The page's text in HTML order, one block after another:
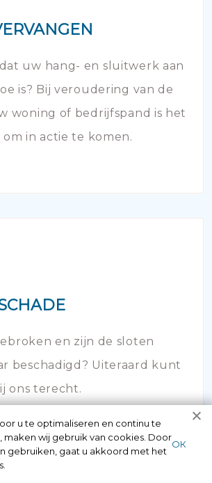
uw hang- en sluitwerk aan
is? Bij veroudering van de
woning of bedrijfspand is het
in actie te komen.
en zijn de sloten
beschadigd? Uiteraard kunt
ons terecht.
u te optimaliseren en continu te
maken wij gebruik van cookies. Door
gebruiken, gaat u akkoord met het
ОК